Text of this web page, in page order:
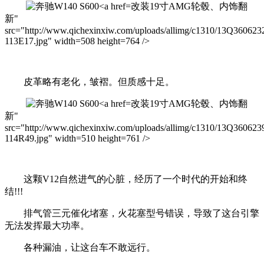
改装19寸AMG轮毂、内饰翻
新"
src="http://www.qichexinxiw.com/uploads/allimg/c1310/
113E17.jpg" width=508 height=764 />
皮革略有老化，皱褶。但质感十足。
改装19寸AMG轮毂、内饰翻
新"
src="http://www.qichexinxiw.com/uploads/allimg/c1310/
114R49.jpg" width=510 height=761 />
这颗V12自然进气的心脏，经历了一个时代的开始和终
结!!!
排气管三元催化堵塞，火花塞型号错误，导致了这台引擎
无法发挥最大功率。
各种漏油，让这台车不敢远行。